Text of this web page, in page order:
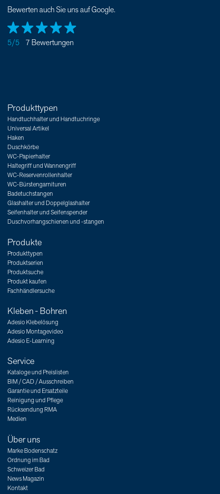
Bewerten auch Sie uns auf Google.
5/5 7 Bewertungen
Produkttypen
Handtuchhalter und Handtuchringe
Universal Artikel
Haken
Duschkörbe
WC-Papierhalter
Haltegriff und Wannengriff
WC-Reservenrollenhalter
WC-Bürstengarnituren
Badetuchstangen
Glashalter und Doppelglashalter
Seifenhalter und Seifenspender
Duschvorhangschienen und -stangen
Produkte
Produkttypen
Produktserien
Produktsuche
Produkt kaufen
Fachhändlersuche
Kleben - Bohren
Adesio Klebelösung
Adesio Montagevideo
Adesio E-Learning
Service
Kataloge und Preislisten
BIM / CAD / Ausschreiben
Garantie und Ersatzteile
Reinigung und Pflege
Rücksendung RMA
Medien
Über uns
Marke Bodenschatz
Ordnung im Bad
Schweizer Bad
News Magazin
Kontakt